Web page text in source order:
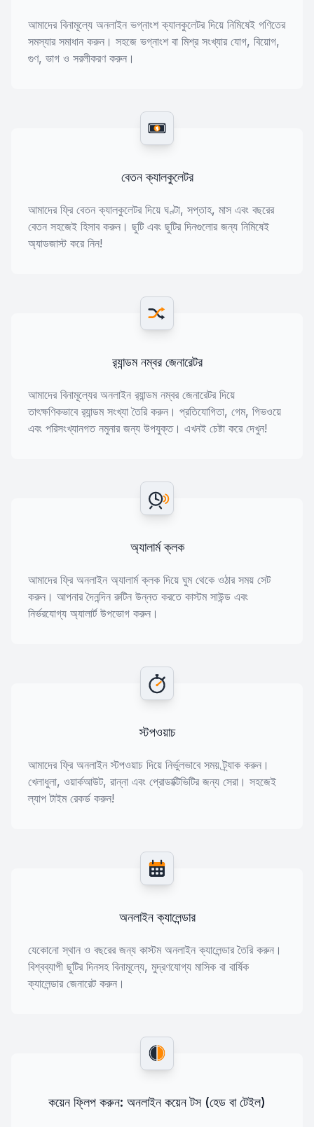
আমাদের বিনামূল্যে অনলাইন ভগ্নাংশ ক্যালকুলেটর দিয়ে নিমিষেই গণিতের
সমস্যার সমাধান করুন। সহজে ভগ্নাংশ বা মিশ্র সংখ্যার যোগ, বিয়োগ,
গুণ, ভাগ ও সরলীকরণ করুন।
$
বেতন ক্যালকুলেটর
আমাদের ফ্রি বেতন ক্যালকুলেটর দিয়ে ঘণ্টা, সপ্তাহ, মাস এবং বছরের
বেতন সহজেই হিসাব করুন। ছুটি এবং ছুটির দিনগুলোর জন্য নিমিষেই
অ্যাডজাস্ট করে নিন!
র‍্যান্ডম নম্বর জেনারেটর
আমাদের বিনামূল্যের অনলাইন র‍্যান্ডম নম্বর জেনারেটর দিয়ে
তাৎক্ষণিকভাবে র‍্যান্ডম সংখ্যা তৈরি করুন। প্রতিযোগিতা, গেম, গিভওয়ে
এবং পরিসংখ্যানগত নমুনার জন্য উপযুক্ত। এখনই চেষ্টা করে দেখুন!
অ্যালার্ম ক্লক
আমাদের ফ্রি অনলাইন অ্যালার্ম ক্লক দিয়ে ঘুম থেকে ওঠার সময় সেট
করুন। আপনার দৈনন্দিন রুটিন উন্নত করতে কাস্টম সাউন্ড এবং
নির্ভরযোগ্য অ্যালার্ট উপভোগ করুন।
স্টপওয়াচ
আমাদের ফ্রি অনলাইন স্টপওয়াচ দিয়ে নির্ভুলভাবে সময় ট্র্যাক করুন।
খেলাধুলা, ওয়ার্কআউট, রান্না এবং প্রোডাক্টিভিটির জন্য সেরা। সহজেই
ল্যাপ টাইম রেকর্ড করুন!
অনলাইন ক্যালেন্ডার
যেকোনো স্থান ও বছরের জন্য কাস্টম অনলাইন ক্যালেন্ডার তৈরি করুন।
বিশ্বব্যাপী ছুটির দিনসহ বিনামূল্যে, মুদ্রণযোগ্য মাসিক বা বার্ষিক
ক্যালেন্ডার জেনারেট করুন।
কয়েন ফ্লিপ করুন: অনলাইন কয়েন টস (হেড বা টেইল)